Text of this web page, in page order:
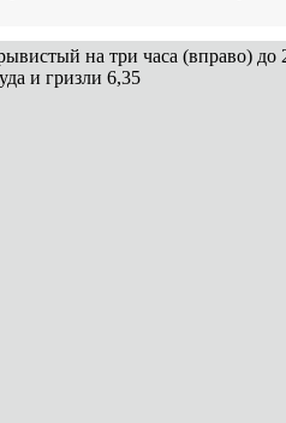
на три часа (вправо) до
и гризли 6,35